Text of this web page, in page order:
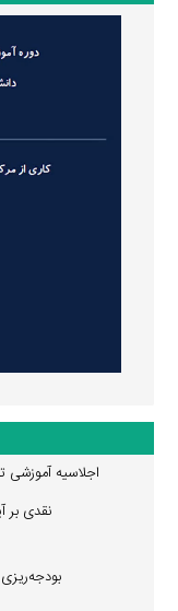
اجلاسیه
نقدی بر